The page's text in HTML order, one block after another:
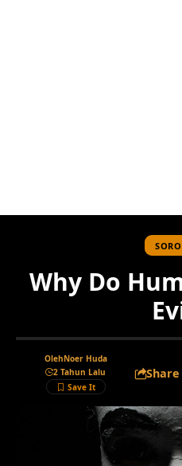
Why Do
OlehNoer Huda
2 Tahun Lalu
Share